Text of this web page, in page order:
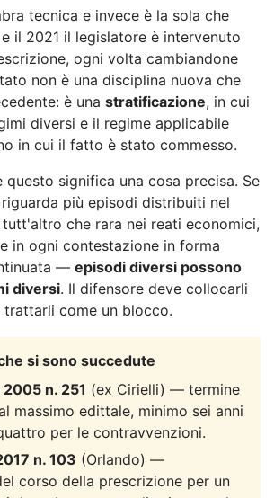
tecnica e invece è la sola che
il 2021 il legislatore è intervenuto
ogni volta cambiandone
non è una disciplina nuova che
è una stratificazione, in cui
diversi e il regime applicabile
in cui il fatto è stato commesso.
questo significa una cosa precisa. Se
più episodi distribuiti nel
che rara nei reati economici,
in ogni contestazione in forma
— episodi diversi possono
diversi. Il difensore deve collocarli
trattarli come un blocco.
si sono succedute
n. 251 (ex Cirielli) — termine
massimo edittale, minimo sei anni
per le contravvenzioni.
n. 103 (Orlando) —
corso della prescrizione per un